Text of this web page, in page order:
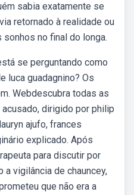
sabia exatamente se
retornado à realidade ou
no final do longa.
se perguntando como
luca guadagnino? Os
Webdescubra todas as
dirigido por philip
ajufo, frances
explicado. Após
para discutir por
a vigilância de chauncey,
que não era a